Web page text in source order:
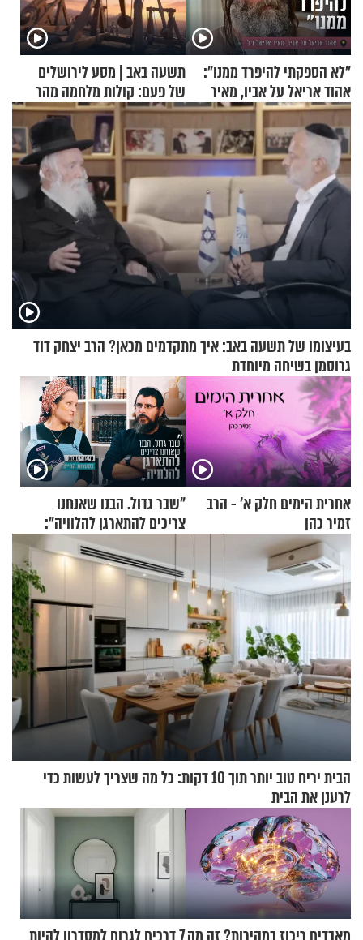
"לא הספקתי להיפרד ממנו":
אהוד אריאל על אביו, מאיר
אריאל ז"ל
תשעה באב | מסע לירושלים
של פעם: קולות מלחמה מהר
הזיתים
בעיצומו של תשעה באב: איך מתקדמים מכאן? הרב יצחק דוד
גרוסמן בשיחה מיוחדת
אחרית הימים חלק א’ - הרב
זמיר כהן
"שבר גדול. הבנו שאנחנו
צריכים להתארגן להלוויה":
זוגיות במבחן, הפעם עם מרים
וגד דנינו
הבית יריח טוב יותר תוך 10 דקות: כל מה שצריך לעשות כדי
לרענן את הבית